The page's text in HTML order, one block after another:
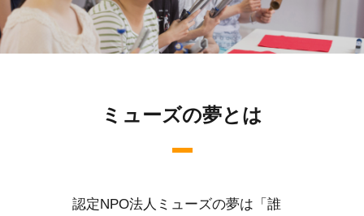
ミューズの夢とは
認定NPO法人ミューズの夢は「誰